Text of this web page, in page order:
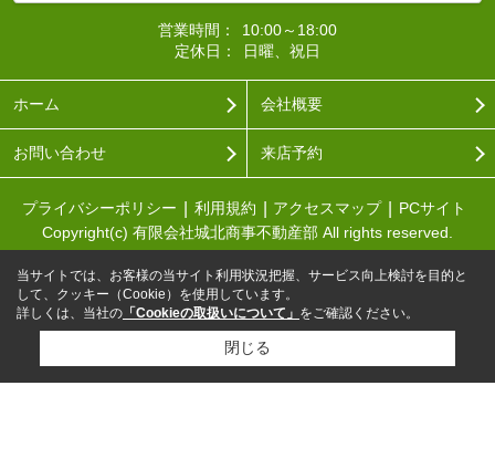
営業時間：
10:00～18:00
定休日：
日曜、祝日
ホーム 会社概要
お問い合わせ 来店予約
プライバシーポリシー 利用規約 アクセスマップ
PCサイト
Copyright(c) 有限会社城北商事不動産部 All rights reserved.
当サイトでは、お客様の当サイト利用状況把握、サービス向上検討を目的と
して、クッキー（Cookie）を使用しています。
詳しくは、当社の 「Cookieの取扱いについて」 をご確認ください。
閉じる